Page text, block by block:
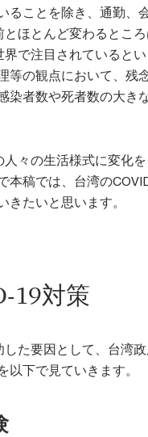
ることを除き、通勤、
ほとんど変わるとこ
で注目されていると
等の観点において、残
染者数や死者数の大き
々の生活様式に変化
本稿では、台湾の
きたいと思います。
19対策
た要因として、台湾
以下で見ていきます。